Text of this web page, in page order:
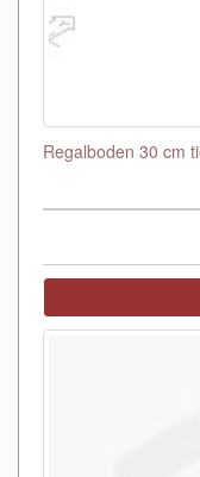
Regalboden 30 cm